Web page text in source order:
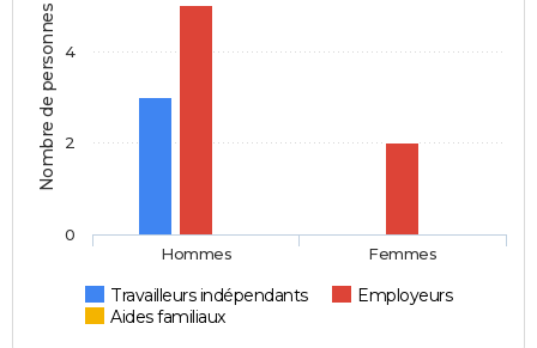
Nombre de personnes
Travailleurs indépendants
Employeurs
Aides familiaux
Hommes Femmes
0
2
4